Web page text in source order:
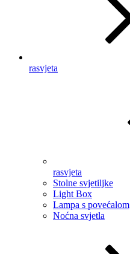
rasvjeta
rasvjeta
Stolne svjetiljke
Light Box
Lampa s povećalom
Noćna svjetla